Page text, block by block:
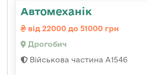
Автомеханік
від 22000 до 51000 грн
Дрогобич
Військова частина А1546